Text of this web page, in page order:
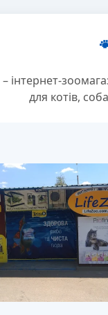
– інтернет-
для котів,